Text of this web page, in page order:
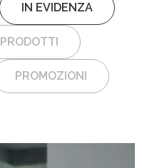
IN EVIDENZA
PRODOTTI
PROMOZIONI